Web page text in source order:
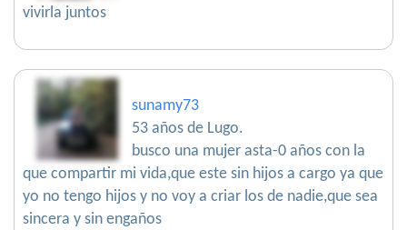
vivirla juntos
sunamy73
53 años de Lugo.
busco una mujer asta-0 años con la
que compartir mi vida,que este sin hijos a cargo ya que
yo no tengo hijos y no voy a criar los de nadie,que sea
sincera y sin engaños